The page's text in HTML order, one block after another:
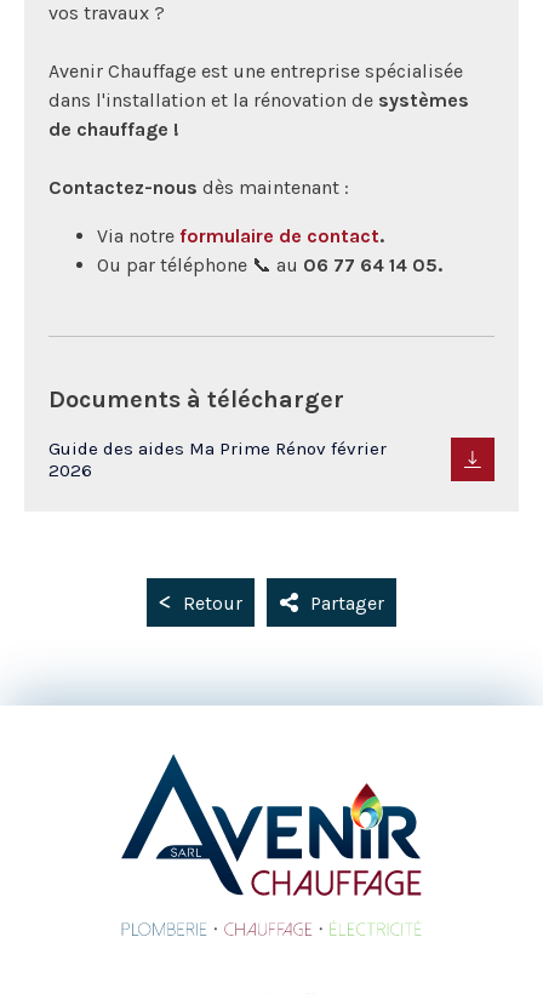
vos travaux ?
Avenir Chauffage est une entreprise spécialisée
dans l'installation et la rénovation de systèmes
de chauffage !
Contactez-nous dès maintenant :
Via notre formulaire de contact.
Ou par téléphone 📞 au 06 77 64 14 05.
Documents à télécharger
Guide des aides Ma Prime Rénov février
2026
Retour Partager